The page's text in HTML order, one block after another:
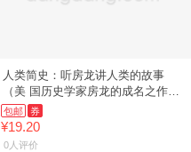
人类简史：听房龙讲人类的故事
（美 国历史学家房龙的成名之作，
多次
包邮 券
¥19.20
0人评价